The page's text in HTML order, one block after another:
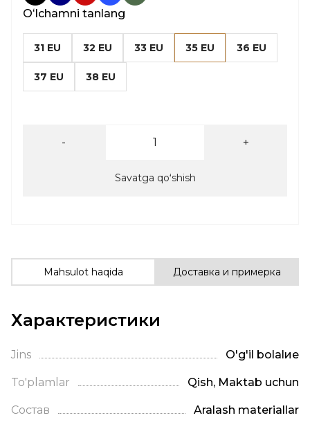
Oʻlchamni tanlang
31 EU 32 EU 33 EU 35 EU 36 EU
37 EU 38 EU
- +
Savatga qoʻshish
Mahsulot haqida Доставка и примерка
Характеристики
Jins O'g'il bolalие
To'plamlar Qish, Maktab uchun
Состав Aralash materiallar